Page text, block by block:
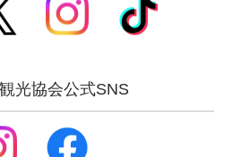
光協会公式SNS